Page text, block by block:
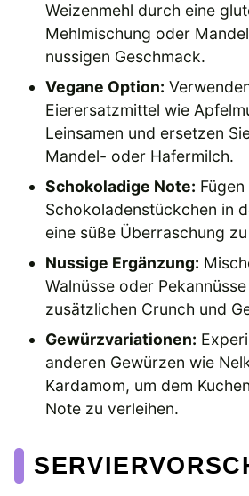
Weizenmehl durch eine
Mehlmischung oder
nussigen Geschmack.
Vegane Option:
Eierersatzmittel wie
Leinsamen und ersetzen
Mandel- oder Hafermilch.
Schokoladige Note: Fügen
Schokoladenstückchen in
eine süße Überraschung
Nussige Ergänzung:
Walnüsse oder
zusätzlichen Crunch und
Gewürzvariationen:
anderen Gewürzen wie
Kardamom, um dem
Note zu verleihen.